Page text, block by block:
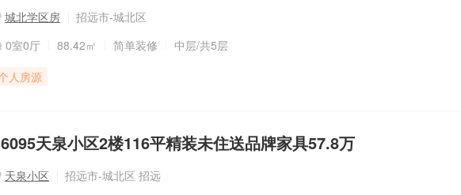
城北学区房
招远市-城北区
0室0厅
88.42㎡ 简单装修 中层/共5层
人房源
天泉小区2楼116平精装未住送品牌家具57.8万
天泉小区
招远市-城北区 招远